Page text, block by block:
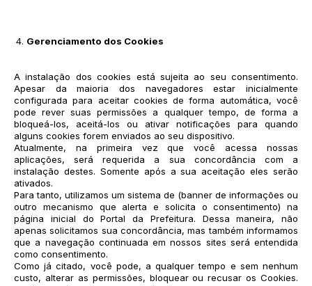
Gerenciamento dos Cookies
A instalação dos cookies está sujeita ao seu consentimento.
Apesar da maioria dos navegadores estar inicialmente
configurada para aceitar cookies de forma automática, você
pode rever suas permissões a qualquer tempo, de forma a
bloqueá-los, aceitá-los ou ativar notificações para quando
alguns cookies forem enviados ao seu dispositivo.
Atualmente, na primeira vez que você acessa nossas
aplicações, será requerida a sua concordância com a
instalação destes. Somente após a sua aceitação eles serão
ativados.
Para tanto, utilizamos um sistema de (banner de informações ou
outro mecanismo que alerta e solicita o consentimento) na
página inicial do Portal da Prefeitura. Dessa maneira, não
apenas solicitamos sua concordância, mas também informamos
que a navegação continuada em nossos sites será entendida
como consentimento.
Como já citado, você pode, a qualquer tempo e sem nenhum
custo, alterar as permissões, bloquear ou recusar os Cookies.